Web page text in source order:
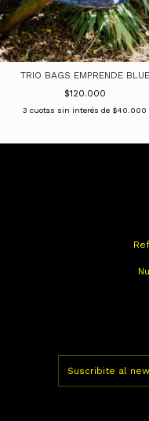
TRIO BAGS EMPRENDE BLUE
$120.000
3 cuotas sin interés de $40.000